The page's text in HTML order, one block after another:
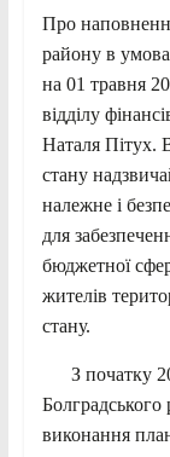
Про
району в
на 01 травня
відділу
Наталя Пітух.
стану
належне і
для
бюджетної
жителів
стану.
З початку
виконання